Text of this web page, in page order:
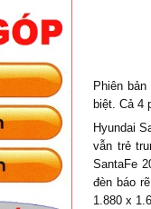
Phiên
biệt. Cả 4
Hyundai
vẫn trẻ
SantaFe
đèn báo
1.880 x